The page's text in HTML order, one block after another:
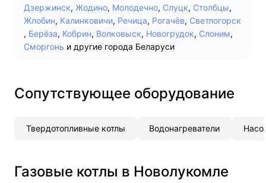
Дзержинск, Жодино, Молодечно, Слуцк, Столбцы,
Жлобин, Калинковичи, Речица, Рогачёв, Светлогорск
, Берёза, Кобрин, Волковыск, Новогрудок, Слоним,
Сморгонь и другие города Беларуси
Сопутствующее оборудование
Твердотопливные котлы Водонагреватели
Газовые котлы в Новолукомле